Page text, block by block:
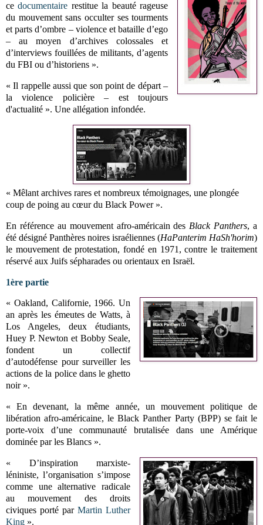
cedocumentaire restitue la beauté rageuse
du mouvement sans occulter ses tourments
et parts d’ombre – violence et bataille d’ego
– au moyen d’archives colossales et
d’interviews fouillées de militants, d’agents
du FBI ou d’historiens ».
« Il rappelle aussi que son point de départ –
la violence policière – est toujours
d'actualité ». Une allégation infondée.
« Mêlant archives rares et nombreux témoignages, une plongée
coup de poing au cœur du Black Power ».
En référence au mouvement afro-américain des Black Panthers, a
été désigné Panthères noires israéliennes (HaPanterim HaSh'horim)
le mouvement de protestation, fondé en 1971, contre le traitement
réservé aux Juifs sépharades ou orientaux en Israël.
1ère partie
« Oakland, Californie, 1966. Un
an après les émeutes de Watts, à
Los Angeles, deux étudiants,
Huey P. Newton et Bobby Seale,
fondent un collectif
d’autodéfense pour surveiller les
actions de la police dans le ghetto
noir ».
« En devenant, la même année, un mouvement politique de
libération afro-américaine, le Black Panther Party (BPP) se fait le
porte-voix d’une communauté brutalisée dans une Amérique
dominée par les Blancs ».
« D’inspiration marxiste-
léniniste, l’organisation s’impose
comme une alternative radicale
au mouvement des droits
civiques porté parMartin Luther
King ».